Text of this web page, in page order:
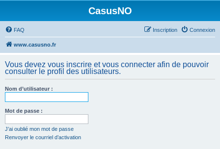
CasusNO
FAQ Connexion
Inscription
www.casusno.fr
Vous devez vous inscrire et vous connecter afin de pouvoir
consulter le profil des utilisateurs.
Nom d’utilisateur :
Mot de passe :
J’ai oublié mon mot de passe
Renvoyer le courriel d’activation